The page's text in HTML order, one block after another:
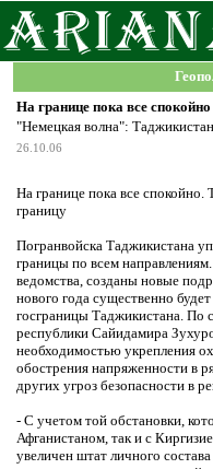
На границе пока все спокойно
"Немецкая волна":
26.10.06
На границе пока все спокойно.
границу
Погранвойска Таджикистана
границы по всем
ведомства, созданы новые
нового года существенно
госграницы Таджикистана. По
республики Сайидамира
необходимостью укрепления
обострения напряженности в
других угроз безопасности в
- С учетом той обстановки,
Афганистаном, так и с
увеличен штат личного